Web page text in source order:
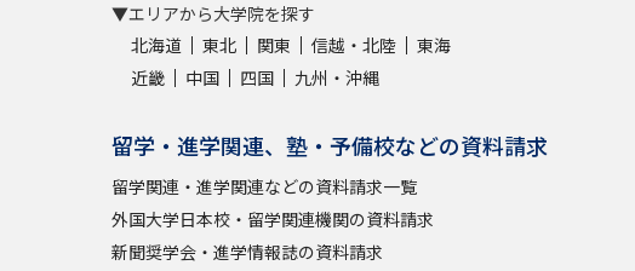
▼エリアから大学院を探す
北海道
東北 関東 信越・北陸
東海
近畿
中国 四国 九州・沖縄
留学・進学関連、塾・予備校などの資料請求
留学関連・進学関連などの資料請求一覧
外国大学日本校・留学関連機関の資料請求
新聞奨学会・進学情報誌の資料請求